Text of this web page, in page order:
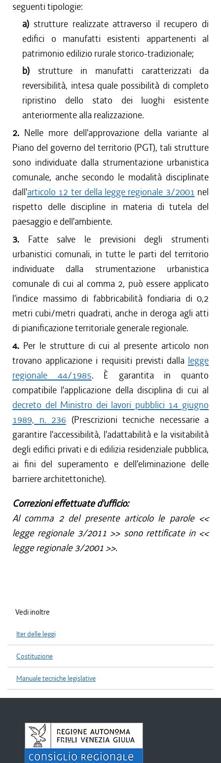
seguenti tipologie:
a) strutture realizzate attraverso il recupero di
edifici o manufatti esistenti appartenenti al
patrimonio edilizio rurale storico-tradizionale;
b) strutture in manufatti caratterizzati da
reversibilità, intesa quale possibilità di completo
ripristino dello stato dei luoghi esistente
anteriormente alla realizzazione.
2. Nelle more dell'approvazione della variante al
Piano del governo del territorio (PGT), tali strutture
sono individuate dalla strumentazione urbanistica
comunale, anche secondo le modalità disciplinate
dall'articolo 12 ter della legge regionale 3/2001 nel
rispetto delle discipline in materia di tutela del
paesaggio e dell'ambiente.
3. Fatte salve le previsioni degli strumenti
urbanistici comunali, in tutte le parti del territorio
individuate dalla strumentazione urbanistica
comunale di cui al comma 2, può essere applicato
l'indice massimo di fabbricabilità fondiaria di 0,2
metri cubi/metri quadrati, anche in deroga agli atti
di pianificazione territoriale generale regionale.
4. Per le strutture di cui al presente articolo non
trovano applicazione i requisiti previsti dalla legge
regionale 44/1985. È garantita in quanto
compatibile l'applicazione della disciplina di cui al
decreto del Ministro dei lavori pubblici 14 giugno
1989, n. 236 (Prescrizioni tecniche necessarie a
garantire l'accessibilità, l'adattabilità e la visitabilità
degli edifici privati e di edilizia residenziale pubblica,
ai fini del superamento e dell'eliminazione delle
barriere architettoniche).
Correzioni effettuate d'ufficio:
Al comma 2 del presente articolo le parole <<
legge regionale 3/2011 >> sono rettificate in <<
legge regionale 3/2001 >>.
Vedi inoltre
Iter delle leggi
Costituzione
Manuale tecniche legislative